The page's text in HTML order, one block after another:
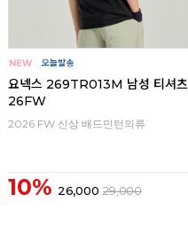
요넥스 269TR013M 남성 티셔츠
26FW
2026 FW 신상 배드민턴의류
10% 26,000 29,000